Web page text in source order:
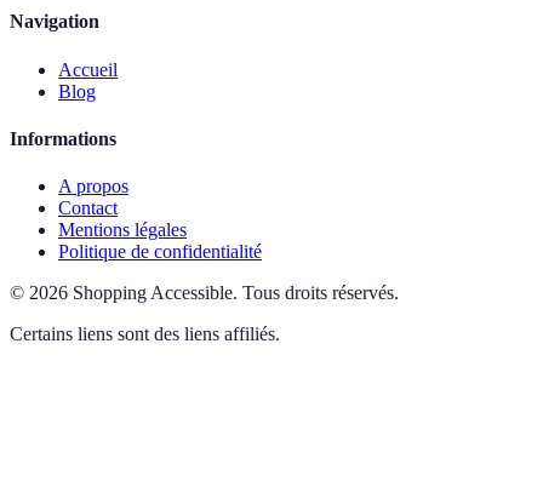
Navigation
Accueil
Blog
Informations
A propos
Contact
Mentions légales
Politique de confidentialité
© 2026 Shopping Accessible. Tous droits réservés.
Certains liens sont des liens affiliés.